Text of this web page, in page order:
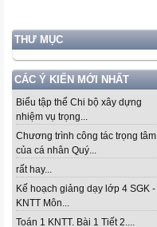
THƯ MỤC
CÁC Ý KIẾN MỚI NHẤT
Biểu tập thể Chi bộ xây dựng
nhiệm vụ trọng...
Chương trình công tác trọng tâm
của cá nhân Quý...
rất hay...
Kế hoạch giảng dạy lớp 4 SGK -
KNTT Môn...
Toán 1 KNTT. Bài 1 Tiết 2....